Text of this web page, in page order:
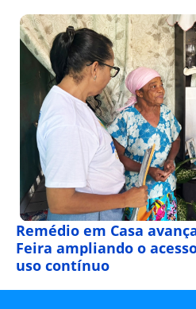
Remédio em Casa
Feira ampliando o
uso contínuo